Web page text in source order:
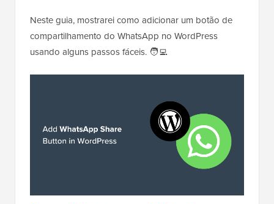
Neste guia, mostrarei como adicionar um botão de
compartilhamento do WhatsApp no WordPress
usando alguns passos fáceis. 🧑‍💻